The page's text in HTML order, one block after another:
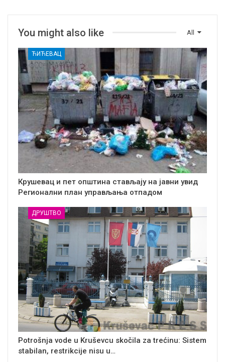
All
You might also like
ЋИЋЕВАЦ
Крушевац и пет општина стављају на јавни увид
Регионални план управљања отпадом
ДРУШТВО
Potrošnja vode u Kruševcu skočila za trećinu: Sistem
stabilan, restrikcije nisu u…